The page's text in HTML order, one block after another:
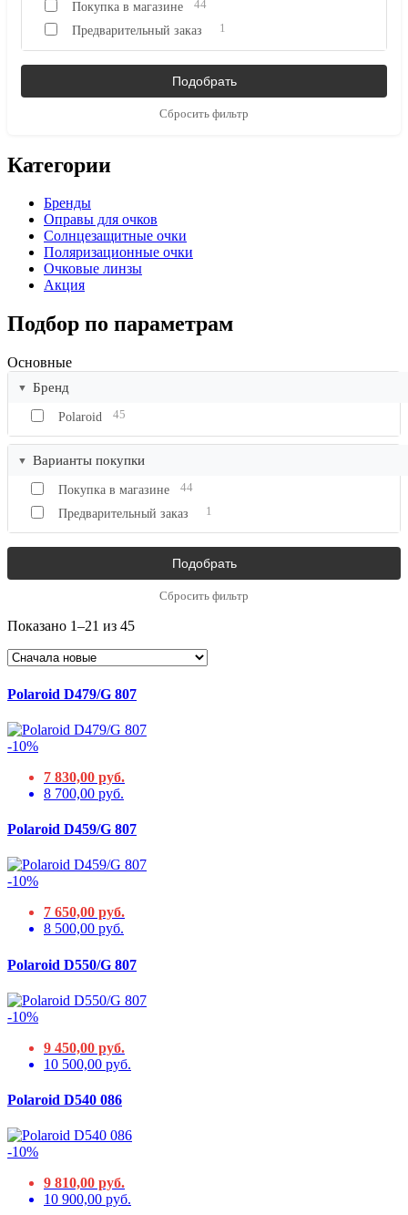
Покупка в магазине
44
Предварительный заказ
1
Сбросить фильтр
Категории
Бренды
Оправы для очков
Солнцезащитные очки
Поляризационные очки
Очковые линзы
Акция
Подбор по параметрам
Основные
Бренд
Polaroid 45
Варианты покупки
Покупка в магазине
44
Предварительный заказ
1
Сбросить фильтр
Показано 1–21 из 45
Polaroid D479/G 807
-10%
7 830,00 руб.
8 700,00 руб.
Polaroid D459/G 807
-10%
7 650,00 руб.
8 500,00 руб.
Polaroid D550/G 807
-10%
9 450,00 руб.
10 500,00 руб.
Polaroid D540 086
-10%
9 810,00 руб.
10 900,00 руб.